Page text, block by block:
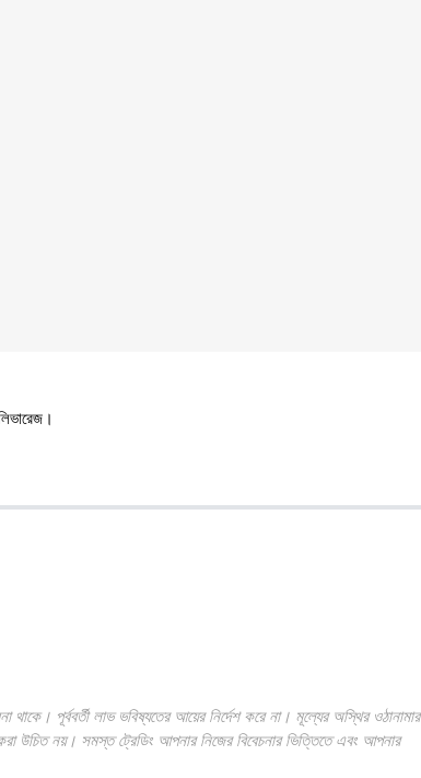
পূর্ববর্তী লাভ ভবিষ্যতের আয়ের নির্দেশ করে না। মূল্যের অস্থির ওঠানামার
উচিত নয়। সমস্ত ট্রেডিং আপনার নিজের বিবেচনার ভিত্তিতে এবং আপনার